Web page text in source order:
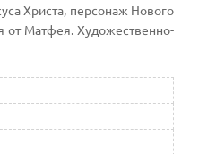
Христа, персонаж Нового
от Матфея. Художественно-